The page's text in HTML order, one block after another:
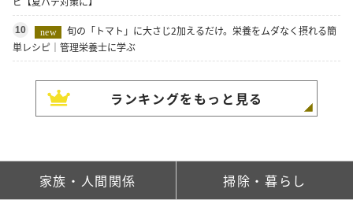
10 new
旬の「トマト」に大さじ2加えるだけ。栄養をムダなく摂れる簡
単レシピ｜管理栄養士に学ぶ
ランキングをもっと見る
家族・人間関係 掃除・暮らし